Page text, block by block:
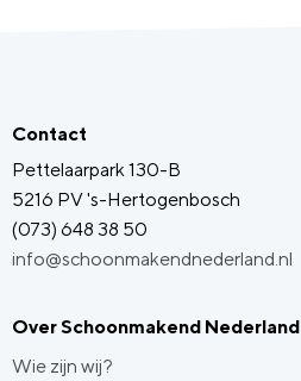
Contact
Pettelaarpark 130-B
5216 PV 's-Hertogenbosch
(073) 648 38 50
info@schoonmakendnederland.nl
Over Schoonmakend Nederland
Wie zijn wij?